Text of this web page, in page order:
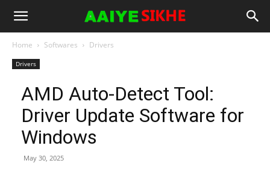
Home Softwares Drivers
Drivers
AMD Auto-Detect Tool:
Driver Update Software for
Windows
May 30, 2025